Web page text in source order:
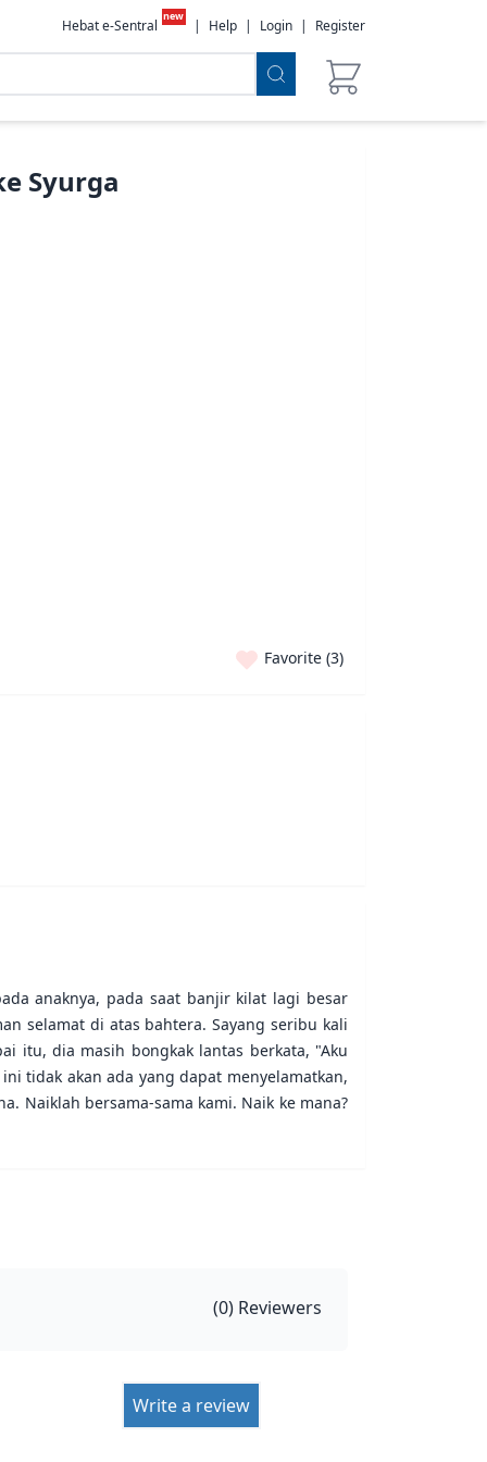
Hebat e-Sentral
new
| Help | Login | Register
Syurga
Favorite (3)
anaknya, pada saat banjir kilat lagi besar
selamat di atas bahtera. Sayang seribu kali
itu, dia masih bongkak lantas berkata, "Aku
tidak akan ada yang dapat menyelamatkan,
Naiklah bersama-sama kami. Naik ke mana?
(0) Reviewers
Write a review